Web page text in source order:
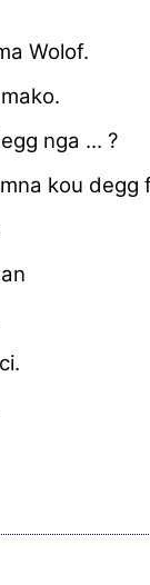
Wolof.
nga ... ?
kou degg